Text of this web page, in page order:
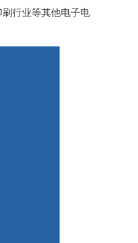
行业等其他电子电